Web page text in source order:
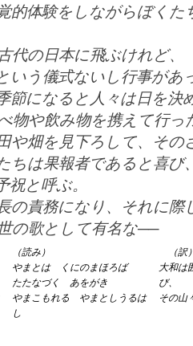
的体験をしながらぼく
代の日本に飛ぶけれど、
いう儀式ないし行事があ
節になると人々は日を決
物や飲み物を携えて行
や畑を見下ろして、そ
ちは果報者であると喜び
祝と呼ぶ。
の責務になり、それに
の歌として有名な──
（読み）
やまとは くにのまほろば
たたなづく あをがき
やまこもれる やまとしうるは
し
（訳
大和は
び、
その山